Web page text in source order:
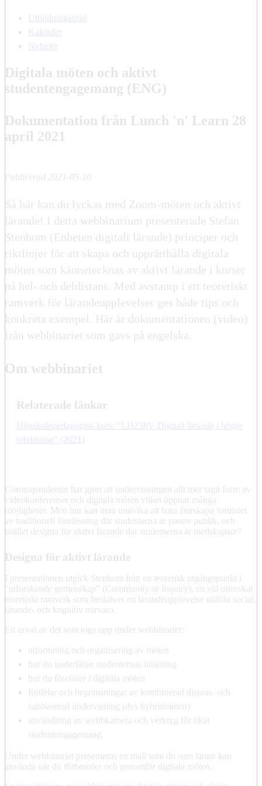
Utbildningsstöd
Kalender
Nyheter
Digitala möten och aktivt
studentengagemang (ENG)
Dokumentation från Lunch 'n' Learn 28
april 2021
Publicerad 2021-05-10
Så här kan du lyckas med Zoom-möten och aktivt
lärande! I detta webbinarium presenterade Stefan
Stenbom (Enheten digitalt lärande) principer och
riktlinjer för att skapa och upprätthålla digitala
möten som kännetecknas av aktivt lärande i kurser
på hel- och deldistans. Med avstamp i ett teoretiskt
ramverk för lärandeupplevelser ges både tips och
konkreta exempel. Här är dokumentationen (video)
från webbinariet som gavs på engelska.
Om webbinariet
Relaterade länkar
Högskolepedagogisk kurs: "LH238V Digitalt lärande i högre
utbildning" (2021)
Coronapandemin har gjort att undervisningen allt mer tagit form av
videokonferenser och digitala möten vilket öppnar många
möjligheter. Men hur kan man undvika att bara återskapa formatet
av traditionell föreläsning där studenterna är passiv publik, och
istället designa för aktivt lärande där studenterna är medskapare?
Designa för aktivt lärande
I presentationen utgick Stenbom från en teoretisk utgångspunkt i
"utforskande gemenskap" (Community of Inquiry), ett väl utforskat
teoretiskt ramverk som beskriver en lärandeupplevelse utifrån social,
lärande- och kognitiv närvaro.
Ett urval av det som togs upp under webbinariet:
utformning och organisering av möten
hur du underlättar studenternas inlärning
hur du föreläser i digitala möten
fördelar och begränsningar av kombinerad distans- och
salsbaserad undervisning (dvs hybridmöten)
användning av webbkamera och verktyg för ökat
studentengagemang.
Under webbinariet presenteras en mall som du som lärare kan
använda när du förbereder och genomför digitala möten.